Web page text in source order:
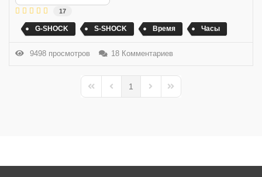
17
G-SHOCK S-SHOCK Время Часы
9498 просмотров 18 Комментариев
First PagePrevious Page
1
Next PageLast Page